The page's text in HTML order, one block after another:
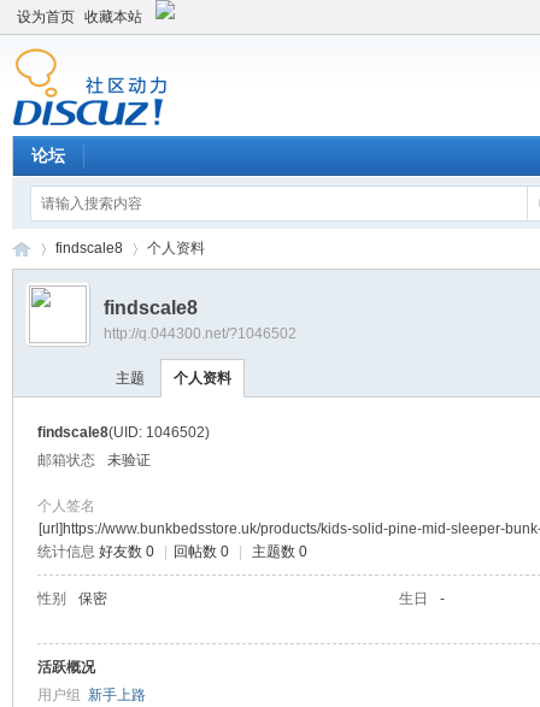
设为首页 收藏本站
论坛
›
findscale8 个人资料
findscale8
http://q.044300.net/?1046502
主题 个人资料
findscale8(UID: 1046502)
邮箱状态
未验证
个人签名
[url]https://www.bunkbedsstore.uk/products/kids-solid-pine-mid-sleeper-
统计信息 好友数 0 回帖数 0 主题数 0
性别 保密 生日 -
活跃概况
用户组 新手上路